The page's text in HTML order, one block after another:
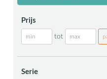
Prijs
tot
Serie